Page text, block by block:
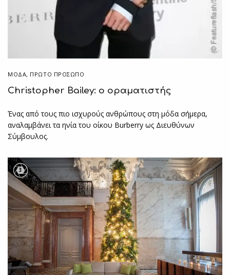
ΜΟΔΑ, ΠΡΏΤΟ ΠΡΌΣΩΠΟ
Christopher Bailey: ο οραματιστής
Ένας από τους πιο ισχυρούς ανθρώπους στη μόδα σήμερα,
αναλαμβάνει τα ηνία του οίκου Burberry ως Διευθύνων
Σύμβουλος.
3